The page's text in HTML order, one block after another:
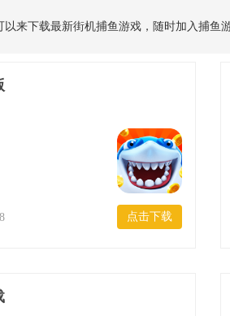
来下载最新街机捕鱼游戏，随时加入捕鱼
点击下载